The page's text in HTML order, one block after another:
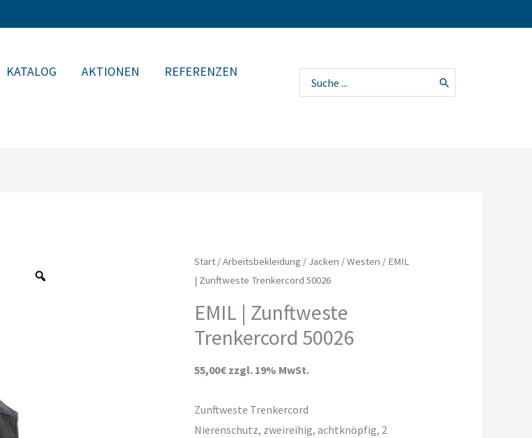
KATALOG AKTIONEN
REFERENZEN
for:
Start /Arbeitsbekleidung / Jacken /Westen / EMIL
| Zunftweste Trenkercord 50026
EMIL | Zunftweste
Trenkercord 50026
55,00€ zzgl. 19% MwSt.
Zunftweste Trenkercord
Nierenschutz, zweireihig, achtknöpfig, 2